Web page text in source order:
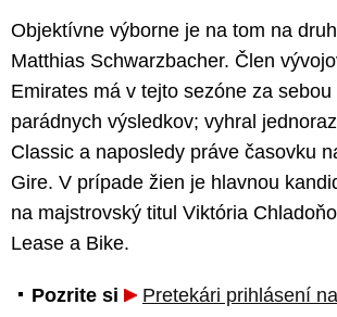
Objektívne výborne je na tom na
Matthias Schwarzbacher. Člen
Emirates má v tejto sezóne za
parádnych výsledkov; vyhral
Classic a naposledy práve časovku
Gire. V prípade žien je hlavnou
na majstrovský titul Viktória
Lease a Bike.
Pozrite si Pretekári prihlásení